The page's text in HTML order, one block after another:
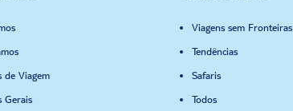
de Viagem
Gerais
Viagens sem Fronteiras
Tendências
Safaris
Todos